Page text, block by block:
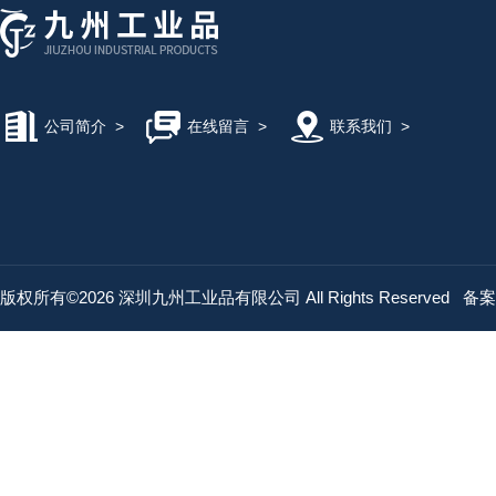
公司简介 > 在线留言> 联系我们 >
版权所有©2026 深圳九州工业品有限公司 All Rights Reserved 备